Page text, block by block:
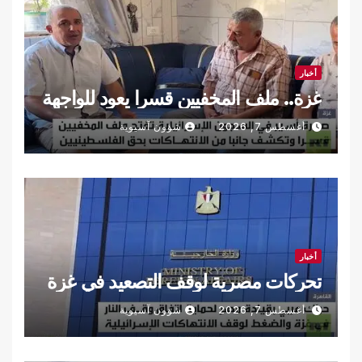
أخبار
غزة.. ملف المخفيين قسرا يعود للواجهة
أغسطس 7, 2026 شؤون آسيوية
أخبار
تحركات مصرية لوقف التصعيد في غزة
أغسطس 7, 2026 شؤون آسيوية